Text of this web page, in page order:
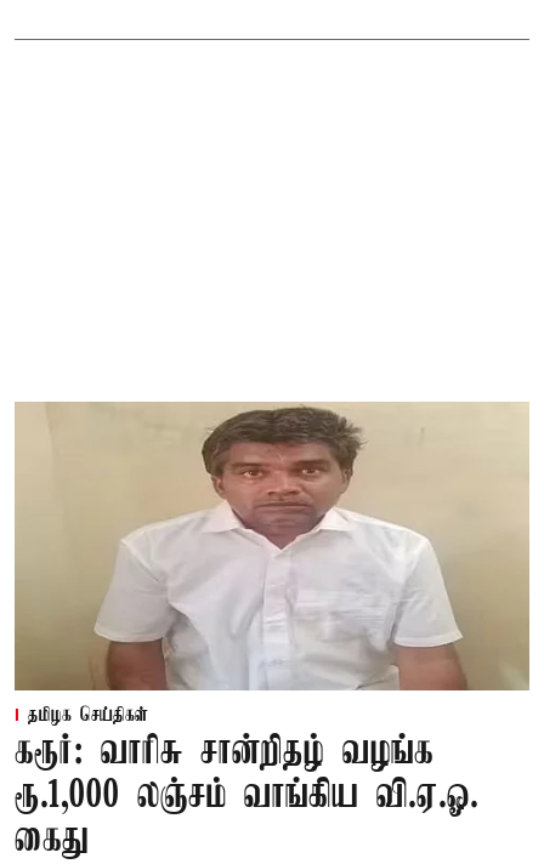
தமிழக செய்திகள்
கரூர்: வாரிசு சான்றிதழ் வழங்க
ரூ.1,000 லஞ்சம் வாங்கிய வி.ஏ.ஓ.
கைது